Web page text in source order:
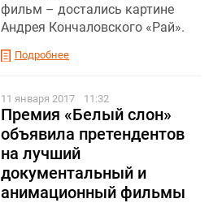
фильм – достались картине
Андрея Кончаловского «Рай».
Подробнее
11 января 2017 11:32
Премия «Белый слон»
объявила претендентов
на лучший
документальный и
анимационный фильмы